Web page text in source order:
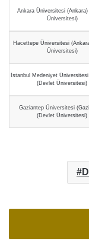
Ankara Üniversitesi
Üniversitesi)
Hacettepe Üniversitesi
Üniversitesi)
İstanbul Medeniyet
(Devlet Üniversitesi)
Gaziantep Üniversitesi
(Devlet Üniversitesi)